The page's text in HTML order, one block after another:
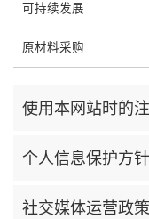
可持续发展
原材料采购
使用本网站时的
个人信息保护方针
社交媒体运营政策